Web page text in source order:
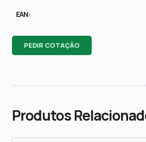
EAN:
PEDIR COTAÇÃO
Produtos